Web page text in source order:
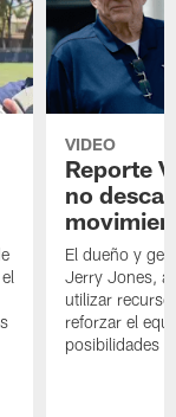
VIDEO
Reporte
no
El dueño y
Jerry Jones,
utilizar
reforzar el
posibilidades